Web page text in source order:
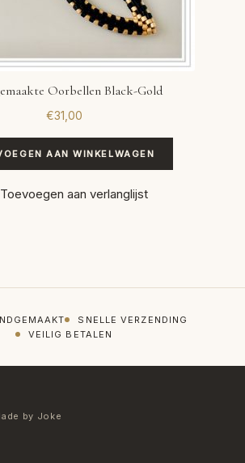
Oorbellen Black-Gold
€31,00
AAN WINKELWAGEN
Toevoegen aan verlanglijst
SNELLE VERZENDING
VEILIG BETALEN
by Joke